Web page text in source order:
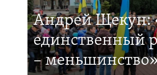
Андрей Щекун:
единственный
–